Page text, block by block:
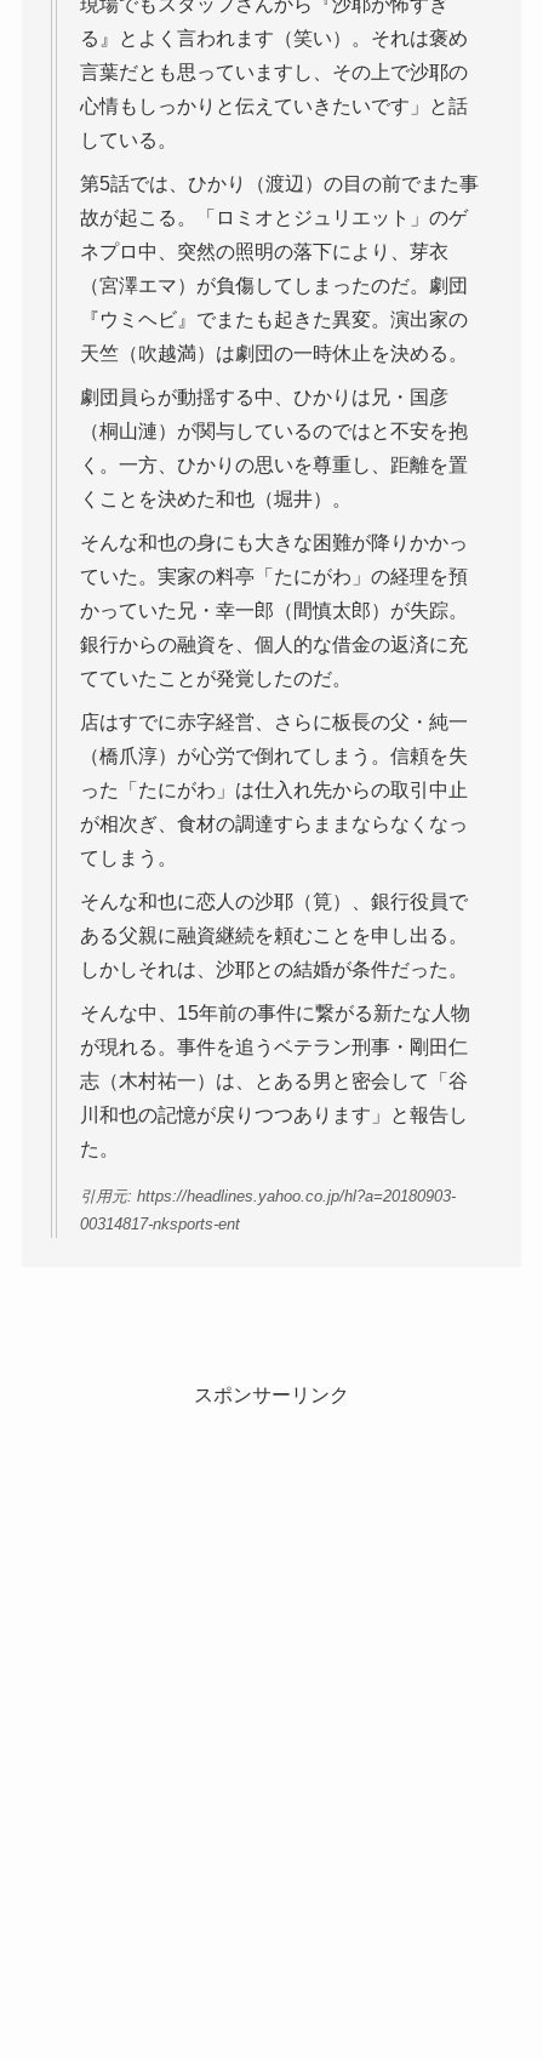
現場でもスタッフさんから『沙耶が怖すぎ
る』とよく言われます（笑い）。それは褒め
言葉だとも思っていますし、その上で沙耶の
心情もしっかりと伝えていきたいです」と話
している。
第5話では、ひかり（渡辺）の目の前でまた事
故が起こる。「ロミオとジュリエット」のゲ
ネプロ中、突然の照明の落下により、芽衣
（宮澤エマ）が負傷してしまったのだ。劇団
『ウミヘビ』でまたも起きた異変。演出家の
天竺（吹越満）は劇団の一時休止を決める。
劇団員らが動揺する中、ひかりは兄・国彦
（桐山漣）が関与しているのではと不安を抱
く。一方、ひかりの思いを尊重し、距離を置
くことを決めた和也（堀井）。
そんな和也の身にも大きな困難が降りかかっ
ていた。実家の料亭「たにがわ」の経理を預
かっていた兄・幸一郎（間慎太郎）が失踪。
銀行からの融資を、個人的な借金の返済に充
てていたことが発覚したのだ。
店はすでに赤字経営、さらに板長の父・純一
（橋爪淳）が心労で倒れてしまう。信頼を失
った「たにがわ」は仕入れ先からの取引中止
が相次ぎ、食材の調達すらままならなくなっ
てしまう。
そんな和也に恋人の沙耶（筧）、銀行役員で
ある父親に融資継続を頼むことを申し出る。
しかしそれは、沙耶との結婚が条件だった。
そんな中、15年前の事件に繋がる新たな人物
が現れる。事件を追うベテラン刑事・剛田仁
志（木村祐一）は、とある男と密会して「谷
川和也の記憶が戻りつつあります」と報告し
た。
引用元: https://headlines.yahoo.co.jp/hl?a=20180903-
00314817-nksports-ent
スポンサーリンク